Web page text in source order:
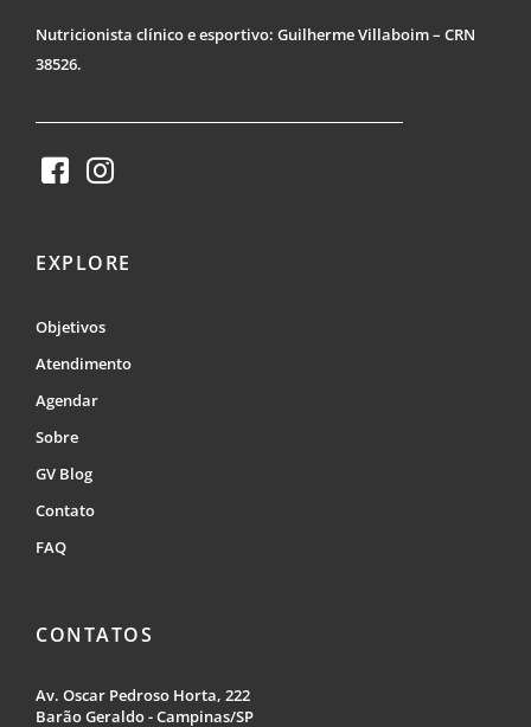
Nutricionista clínico e esportivo: Guilherme Villaboim – CRN
38526.
EXPLORE
Objetivos
Atendimento
Agendar
Sobre
GV Blog
Contato
FAQ
CONTATOS
Av. Oscar Pedroso Horta, 222
Barão Geraldo - Campinas/SP